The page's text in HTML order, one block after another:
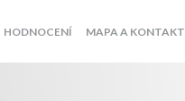
HODNOCENÍ MAPA A KONTAKT